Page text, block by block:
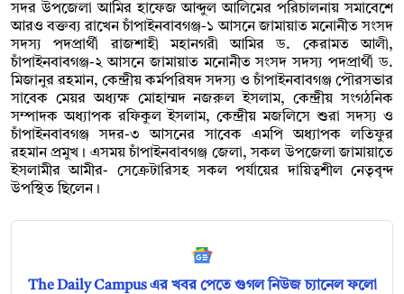
সদর উপজেলা আমির হাফেজ আব্দুল আলিমের পরিচালনায় সমাবেশে
আরও বক্তব্য রাখেন চাঁপাইনবাবগঞ্জ-১ আসনে জামায়াত মনোনীত সংসদ
সদস্য পদপ্রার্থী রাজশাহী মহানগরী আমির ড. কেরামত আলী,
চাঁপাইনবাবগঞ্জ-২ আসনে জামায়াত মনোনীত সংসদ সদস্য পদপ্রার্থী ড.
মিজানুর রহমান, কেন্দ্রীয় কর্মপরিষদ সদস্য ও চাঁপাইনবাবগঞ্জ পৌরসভার
সাবেক মেয়র অধ্যক্ষ মোহাম্মদ নজরুল ইসলাম, কেন্দ্রীয় সংগঠনিক
সম্পাদক অধ্যাপক রফিকুল ইসলাম, কেন্দ্রীয় মজলিসে শুরা সদস্য ও
চাঁপাইনবাবগঞ্জ সদর-৩ আসনের সাবেক এমপি অধ্যাপক লতিফুর
রহমান প্রমুখ। এসময় চাঁপাইনবাবগঞ্জ জেলা, সকল উপজেলা জামায়াতে
ইসলামীর আমীর- সেক্রেটারিসহ সকল পর্যায়ের দায়িত্বশীল নেতৃবৃন্দ
উপস্থিত ছিলেন।
The Daily Campus এর খবর পেতে গুগল নিউজ চ্যানেল ফলো